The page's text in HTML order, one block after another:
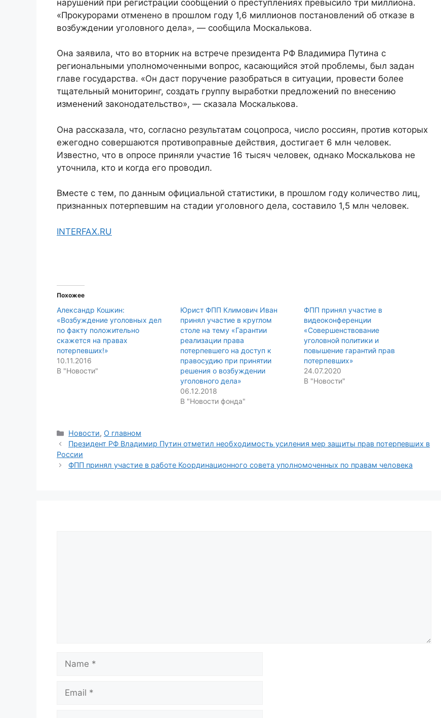
нарушений при регистрации сообщений о преступлениях превысило три миллиона.
«Прокурорами отменено в прошлом году 1,6 миллионов постановлений об отказе в
возбуждении уголовного дела», — сообщила Москалькова.
Она заявила, что во вторник на встрече президента РФ Владимира Путина с
региональными уполномоченными вопрос, касающийся этой проблемы, был задан
главе государства. «Он даст поручение разобраться в ситуации, провести более
тщательный мониторинг, создать группу выработки предложений по внесению
изменений законодательство», — сказала Москалькова.
Она рассказала, что, согласно результатам соцопроса, число россиян, против которых
ежегодно совершаются противоправные действия, достигает 6 млн человек.
Известно, что в опросе приняли участие 16 тысяч человек, однако Москалькова не
уточнила, кто и когда его проводил.
Вместе с тем, по данным официальной статистики, в прошлом году количество лиц,
признанных потерпевшим на стадии уголовного дела, составило 1,5 млн человек.
INTERFAX.RU
Похожее
Александр Кошкин:
«Возбуждение уголовных дел
по факту положительно
скажется на правах
потерпевших!»
10.11.2016
В "Новости"
Юрист ФПП Климович Иван
принял участие в круглом
столе на тему «Гарантии
реализации права
потерпевшего на доступ к
правосудию при принятии
решения о возбуждении
уголовного дела»
06.12.2018
В "Новости фонда"
ФПП принял участие в
видеоконференции
«Совершенствование
уголовной политики и
повышение гарантий прав
потерпевших»
24.07.2020
В "Новости"
Categories
Новости, О главном
Президент РФ Владимир Путин отметил необходимость усиления мер защиты прав потерпевших в
России
ФПП принял участие в работе Координационного совета уполномоченных по правам человека
Name
Email